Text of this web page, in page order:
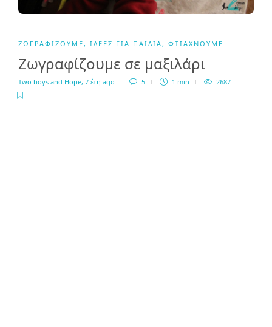
ΖΩΓΡΑΦΊΖΟΥΜΕ , ΙΔΈΕΣ ΓΙΑ ΠΑΙΔΙΆ , ΦΤΙΆΧΝΟΥΜΕ
Ζωγραφίζουμε σε μαξιλάρι
Two boys and Hope, 7 έτη ago 5 1 min 2687